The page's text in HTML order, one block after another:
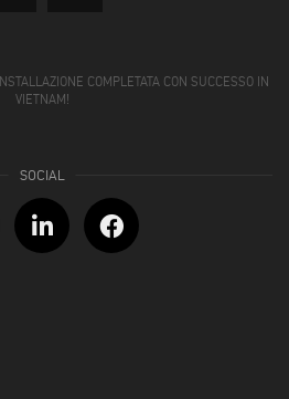
INSTALLAZIONE COMPLETATA CON SUCCESSO IN
VIETNAM!